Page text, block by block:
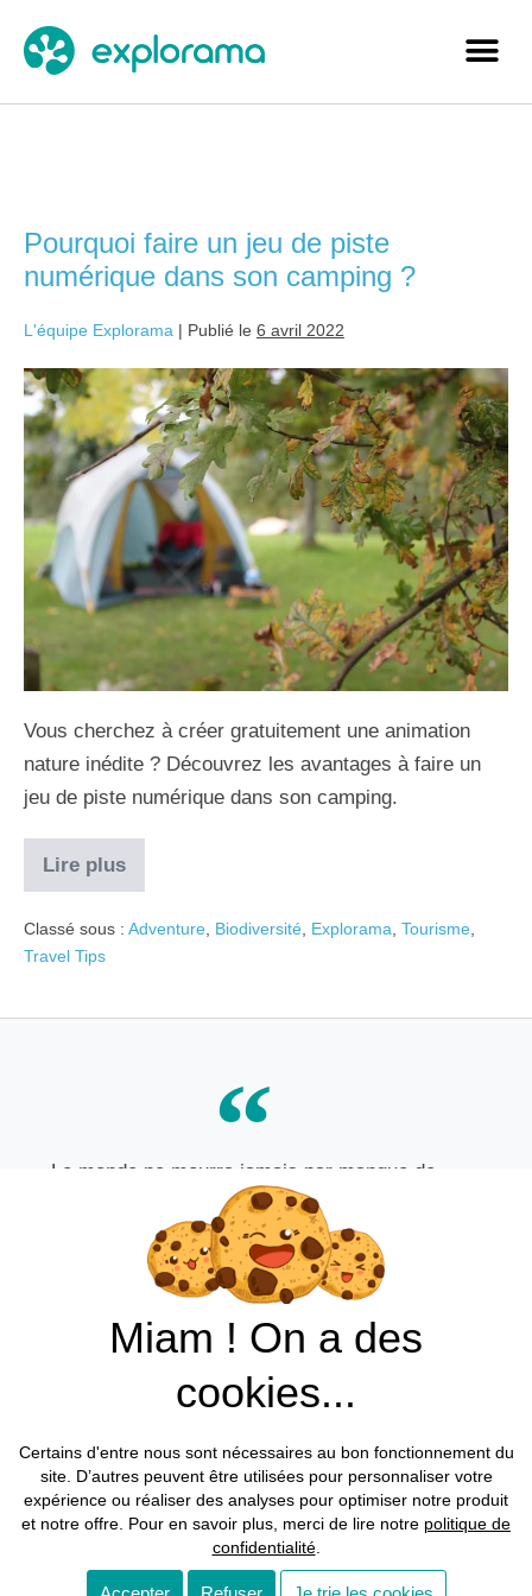
Miam ! On a des
cookies...
Certains d'entre nous sont nécessaires au bon fonctionnement du
site. D’autres peuvent être utilisées pour personnaliser votre
expérience ou réaliser des analyses pour optimiser notre produit
et notre offre. Pour en savoir plus, merci de lire notre politique de
confidentialité.
Pourquoi faire un jeu de piste
numérique dans son camping ?
L'équipe Explorama | Publié le 6 avril 2022
Vous cherchez à créer gratuitement une animation
nature inédite ? Découvrez les avantages à faire un
jeu de piste numérique dans son camping.
Lire plus
Classé sous : Adventure Biodiversité Explorama Tourisme
Travel Tips
Le monde ne mourra jamais par manque de
merveilles, mais uniquement par manque
d'émerveillement.
Gilbert Keith Chesterton
Nous contacter / prendre rdv
Made by EXPLORAMA, 2023 All rights reserved​